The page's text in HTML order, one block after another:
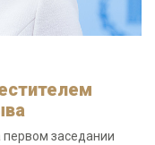
заседании